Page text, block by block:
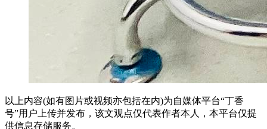
以上内容(如有图片或视频亦包括在内)为自媒体平台“丁香
号”用户上传并发布，该文观点仅代表作者本人，本平台仅提
供信息存储服务。